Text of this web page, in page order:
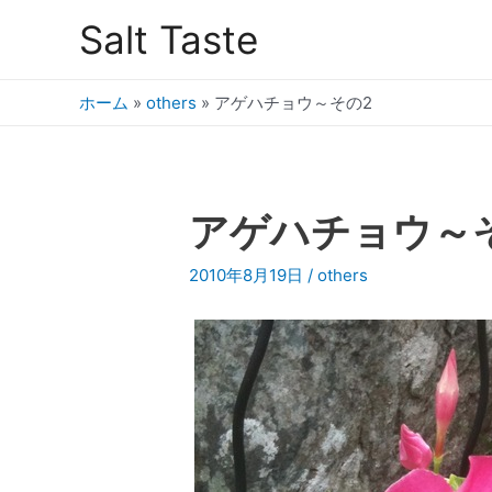
Salt Taste
ホーム » others » アゲハチョウ～その2
アゲハチョウ～
2010年8月19日 /others